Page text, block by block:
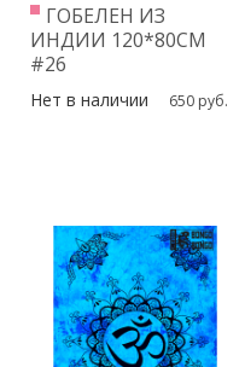
ГОБЕЛЕН ИЗ
ИНДИИ 120*80СМ
#26
Нет в наличии 650 руб.